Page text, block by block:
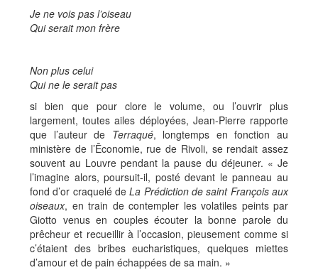
Je ne vois pas l’oiseau
Qui serait mon frère
Non plus celui
Qui ne le serait pas
si bien que pour clore le volume, ou l’ouvrir plus
largement, toutes ailes déployées, Jean-Pierre rapporte
que l’auteur de Terraqué, longtemps en fonction au
ministère de l’Êconomie, rue de Rivoli, se rendait assez
souvent au Louvre pendant la pause du déjeuner. « Je
l’imagine alors, poursuit-il, posté devant le panneau au
fond d’or craquelé deLa Prédiction de saint François aux
oiseaux, en train de contempler les volatiles peints par
Giotto venus en couples écouter la bonne parole du
prêcheur et recueillir à l’occasion, pieusement comme si
c’étaient des bribes eucharistiques, quelques miettes
d’amour et de pain échappées de sa main. »